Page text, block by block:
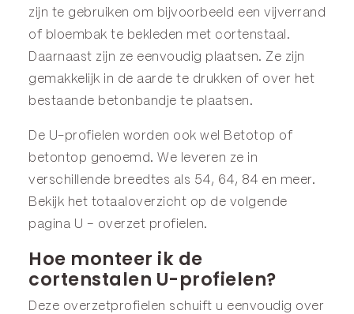
zijn te gebruiken om bijvoorbeeld een vijverrand
of bloembak te bekleden met cortenstaal.
Daarnaast zijn ze eenvoudig plaatsen. Ze zijn
gemakkelijk in de aarde te drukken of over het
bestaande betonbandje te plaatsen.
De U-profielen worden ook wel Betotop of
betontop genoemd. We leveren ze in
verschillende breedtes als 54, 64, 84 en meer.
Bekijk het totaaloverzicht op de volgende
pagina U – overzet profielen.
Hoe monteer ik de
cortenstalen U-profielen?
Deze overzetprofielen schuift u eenvoudig over